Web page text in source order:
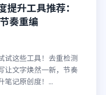
升工具推荐：
奏重编
试这些工具！去重检测
让文字焕然一新，节奏
笔记原创度！...